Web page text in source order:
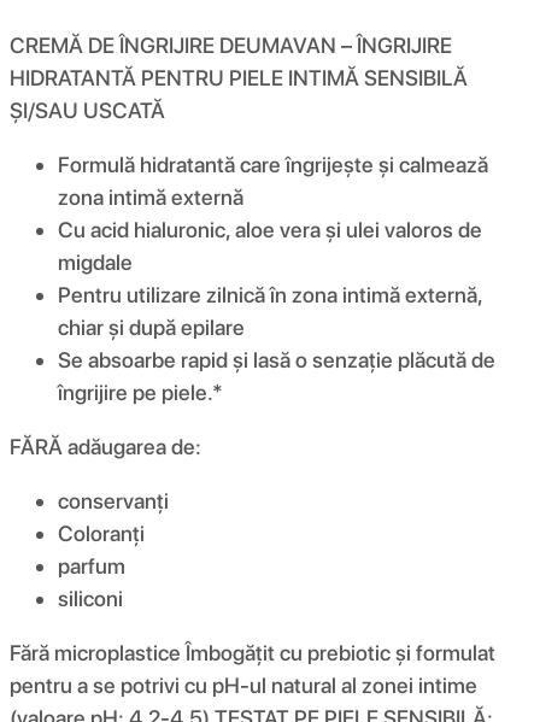
CREMĂ DE ÎNGRIJIRE DEUMAVAN – ÎNGRIJIRE
HIDRATANTĂ PENTRU PIELE INTIMĂ SENSIBILĂ
ȘI/SAU USCATĂ
Formulă hidratantă care îngrijește și calmează
zona intimă externă
Cu acid hialuronic, aloe vera și ulei valoros de
migdale
Pentru utilizare zilnică în zona intimă externă,
chiar și după epilare
Se absoarbe rapid și lasă o senzație plăcută de
îngrijire pe piele.*
FĂRĂ adăugarea de:
conservanți
Coloranți
parfum
siliconi
Fără microplastice Îmbogățit cu prebiotic și formulat
pentru a se potrivi cu pH-ul natural al zonei intime